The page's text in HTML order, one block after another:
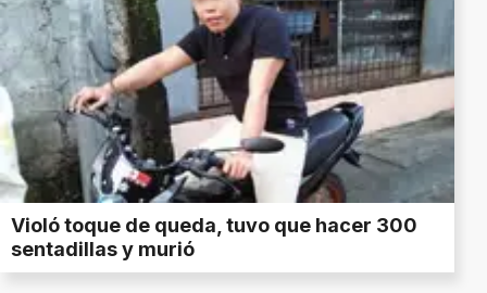
Violó toque de queda, tuvo que hacer 300
sentadillas y murió